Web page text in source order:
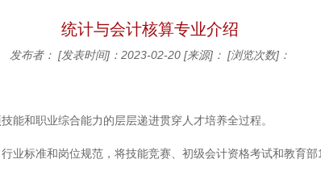
统计与会计核算专业介绍
发布者： [发表时间]：2023-02-20 [来源]： [浏览次数]：
能和职业综合能力的层层递进贯穿人才培养全过程。
业标准和岗位规范，将技能竞赛、初级会计资格考试和教育